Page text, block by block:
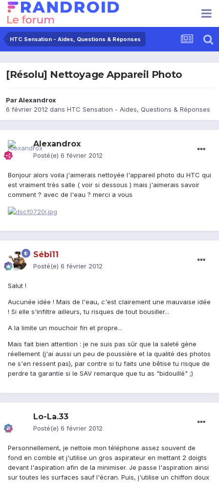
HTC Sensation - Aides, Questions & Réponses
[Résolu] Nettoyage Appareil Photo
ParAlexandrox
6 février 2012 dans HTC Sensation - Aides, Questions & Réponses
Alexandrox
Posté(e) 6 février 2012
Bonjour alors voila j'aimerais nettoyée l'appareil photo du HTC qui
est vraiment très salle ( voir si dessous ) mais j'aimerais savoir
comment ? avec de l'eau ? merci a vous
Sébi11
Posté(e) 6 février 2012
Salut !
Aucunée idée ! Mais de l'eau, c'est clairement une mauvaise idée
! Si elle s'infiltre ailleurs, tu risques de tout bousiller...
A la limite un mouchoir fin et propre...
Mais fait bien attention : je ne suis pas sûr que la saleté gène
réellement (j'ai aussi un peu de poussière et la qualité des photos
ne s'en ressent pas), par contre si tu faits une bêtise tu risque de
perdre ta garantie si le SAV remarque que tu as "bidouillé" ;)
Lo-La.33
Posté(e) 6 février 2012
Personnellement, je nettoie mon téléphone assez souvent de
fond en comble et j'utilise un gros aspirateur en mettant 2 doigts
devant l'aspiration afin de la minimiser. Je passe l'aspiration ainsi
sur toutes les surfaces sauf l'écran. Puis, j'utilise un chiffon doux